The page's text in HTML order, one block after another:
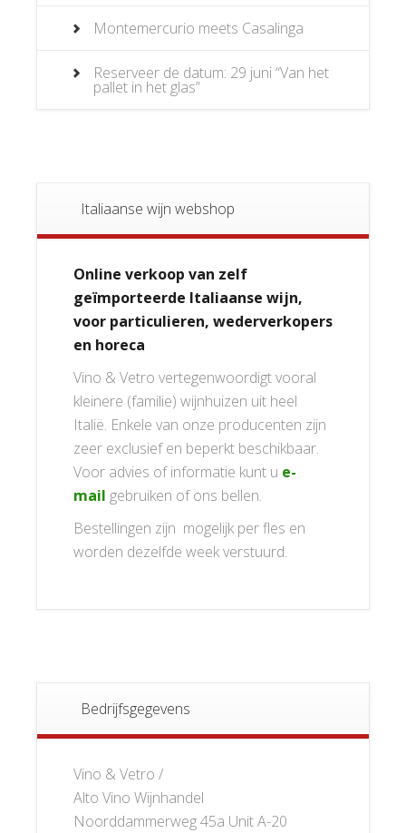
Montemercurio meets Casalinga
Reserveer de datum: 29 juni “Van het
pallet in het glas”
Italiaanse wijn webshop
Online verkoop van zelf
geïmporteerde Italiaanse wijn,
voor particulieren, wederverkopers
en horeca
Vino & Vetro vertegenwoordigt vooral
kleinere (familie) wijnhuizen uit heel
Italië. Enkele van onze producenten zijn
zeer exclusief en beperkt beschikbaar.
Voor advies of informatie kunt u e-
mail gebruiken of ons bellen.
Bestellingen zijn mogelijk per fles en
worden dezelfde week verstuurd.
Bedrijfsgegevens
Vino & Vetro /
Alto Vino Wijnhandel
Noorddammerweg 45a Unit A-20